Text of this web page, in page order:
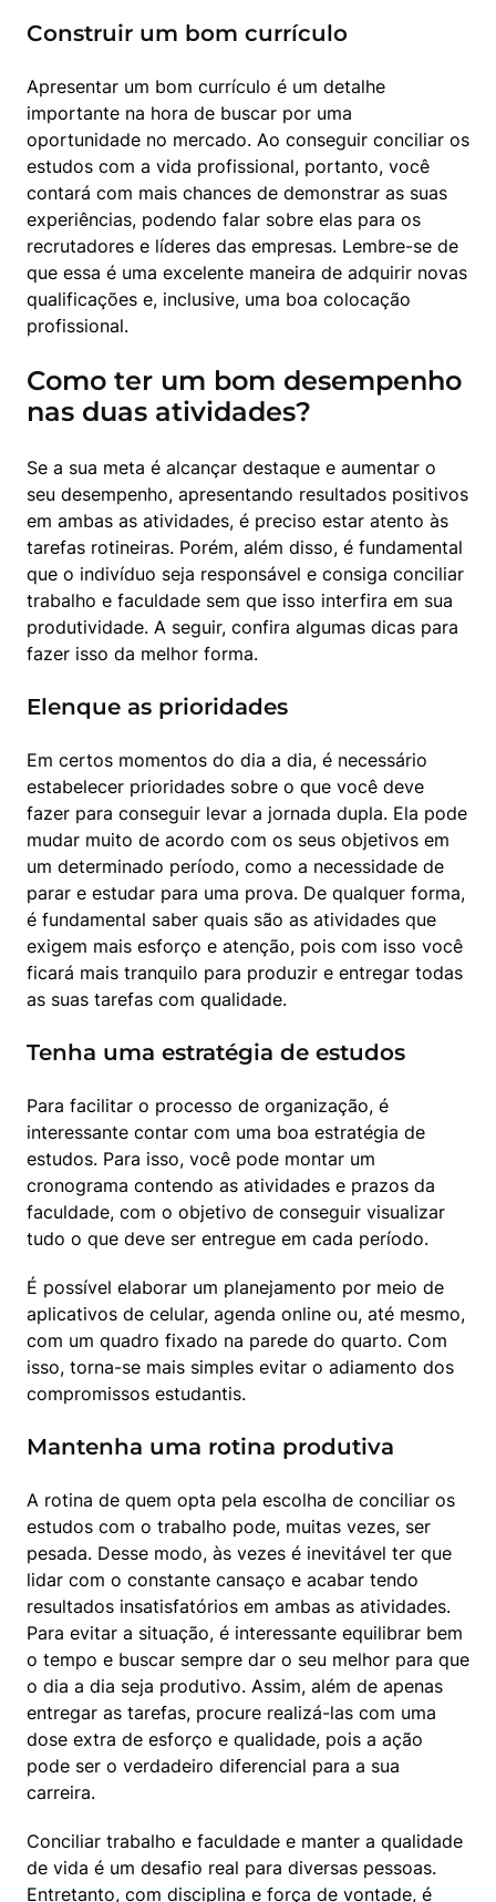
Construir um bom currículo
Apresentar um bom currículo é um detalhe
importante na hora de buscar por uma
oportunidade no mercado. Ao conseguir conciliar os
estudos com a vida profissional, portanto, você
contará com mais chances de demonstrar as suas
experiências, podendo falar sobre elas para os
recrutadores e líderes das empresas. Lembre-se de
que essa é uma excelente maneira de adquirir novas
qualificações e, inclusive, uma boa colocação
profissional.
Como ter um bom desempenho
nas duas atividades?
Se a sua meta é alcançar destaque e aumentar o
seu desempenho, apresentando resultados positivos
em ambas as atividades, é preciso estar atento às
tarefas rotineiras. Porém, além disso, é fundamental
que o indivíduo seja responsável e consiga conciliar
trabalho e faculdade sem que isso interfira em sua
produtividade. A seguir, confira algumas dicas para
fazer isso da melhor forma.
Elenque as prioridades
Em certos momentos do dia a dia, é necessário
estabelecer prioridades sobre o que você deve
fazer para conseguir levar a jornada dupla. Ela pode
mudar muito de acordo com os seus objetivos em
um determinado período, como a necessidade de
parar e estudar para uma prova. De qualquer forma,
é fundamental saber quais são as atividades que
exigem mais esforço e atenção, pois com isso você
ficará mais tranquilo para produzir e entregar todas
as suas tarefas com qualidade.
Tenha uma estratégia de estudos
Para facilitar o processo de organização, é
interessante contar com uma boa estratégia de
estudos. Para isso, você pode montar um
cronograma contendo as atividades e prazos da
faculdade, com o objetivo de conseguir visualizar
tudo o que deve ser entregue em cada período.
É possível elaborar um planejamento por meio de
aplicativos de celular, agenda online ou, até mesmo,
com um quadro fixado na parede do quarto. Com
isso, torna-se mais simples evitar o adiamento dos
compromissos estudantis.
Mantenha uma rotina produtiva
A rotina de quem opta pela escolha de conciliar os
estudos com o trabalho pode, muitas vezes, ser
pesada. Desse modo, às vezes é inevitável ter que
lidar com o constante cansaço e acabar tendo
resultados insatisfatórios em ambas as atividades.
Para evitar a situação, é interessante equilibrar bem
o tempo e buscar sempre dar o seu melhor para que
o dia a dia seja produtivo. Assim, além de apenas
entregar as tarefas, procure realizá-las com uma
dose extra de esforço e qualidade, pois a ação
pode ser o verdadeiro diferencial para a sua
carreira.
Conciliar trabalho e faculdade e manter a qualidade
de vida é um desafio real para diversas pessoas.
Entretanto, com disciplina e força de vontade, é